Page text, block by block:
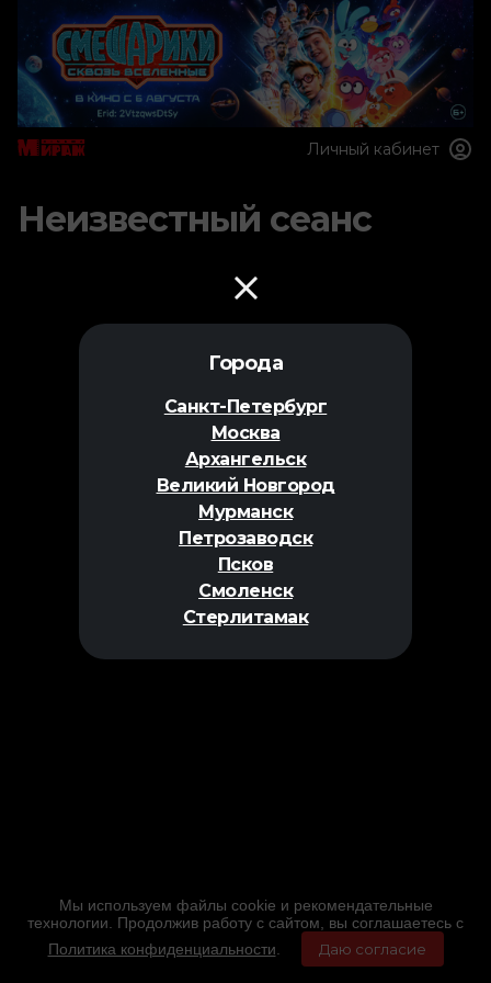
Города
Санкт-Петербург
Москва
Архангельск
Великий Новгород
Мурманск
Петрозаводск
Псков
Смоленск
Стерлитамак
Личный кабинет
Неизвестный сеанс
Мы используем файлы cookie и рекомендательные
технологии. Продолжив работу с сайтом, вы соглашаетесь с
Политика конфиденциальности
Даю согласие